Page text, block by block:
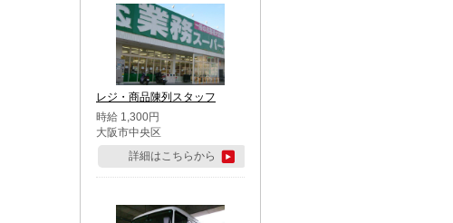
レジ・商品陳列スタッフ
時給 1,300円
大阪市中央区
詳細はこちらから